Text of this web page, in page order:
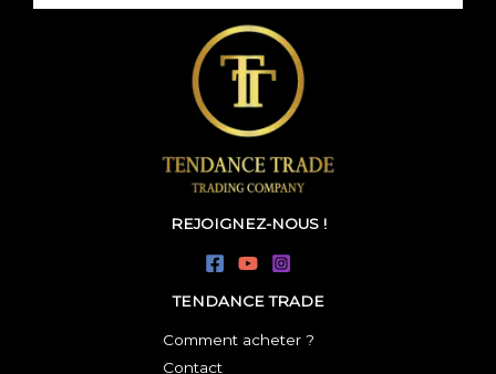
REJOIGNEZ-NOUS !
TENDANCE TRADE
Comment acheter ?
Contact